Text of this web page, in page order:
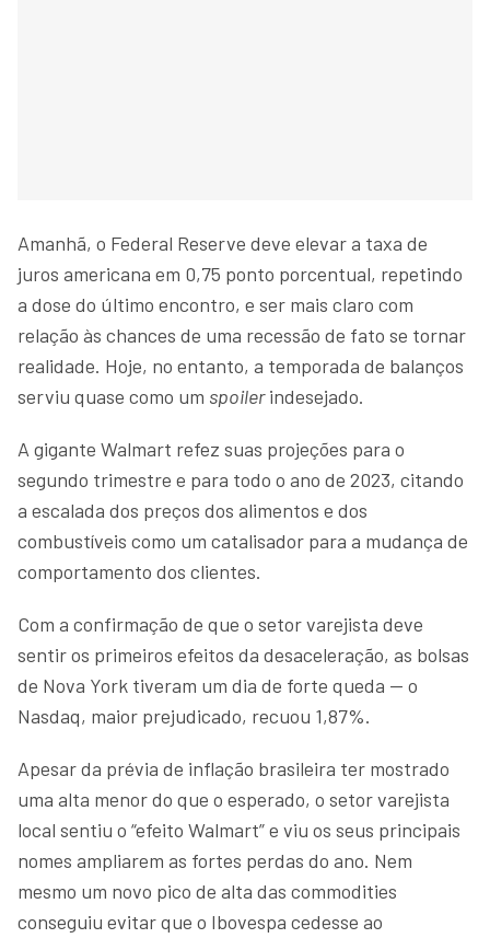
Amanhã, o Federal Reserve deve elevar a taxa de
juros americana em 0,75 ponto porcentual, repetindo
a dose do último encontro, e ser mais claro com
relação às chances de uma recessão de fato se tornar
realidade. Hoje, no entanto, a temporada de balanços
serviu quase como um spoilerindesejado.
A gigante Walmart refez suas projeções para o
segundo trimestre e para todo o ano de 2023, citando
a escalada dos preços dos alimentos e dos
combustíveis como um catalisador para a mudança de
comportamento dos clientes.
Com a confirmação de que o setor varejista deve
sentir os primeiros efeitos da desaceleração, as bolsas
de Nova York tiveram um dia de forte queda — o
Nasdaq, maior prejudicado, recuou 1,87%.
Apesar da prévia de inflação brasileira ter mostrado
uma alta menor do que o esperado, o setor varejista
local sentiu o “efeito Walmart” e viu os seus principais
nomes ampliarem as fortes perdas do ano. Nem
mesmo um novo pico de alta das commodities
conseguiu evitar que o Ibovespa cedesse ao